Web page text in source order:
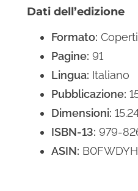
Dati dell’edizione
Formato:
Pagine: 91
Lingua: Italiano
Pubblicazione:
Dimensioni:
ISBN-13: 979-
ASIN: